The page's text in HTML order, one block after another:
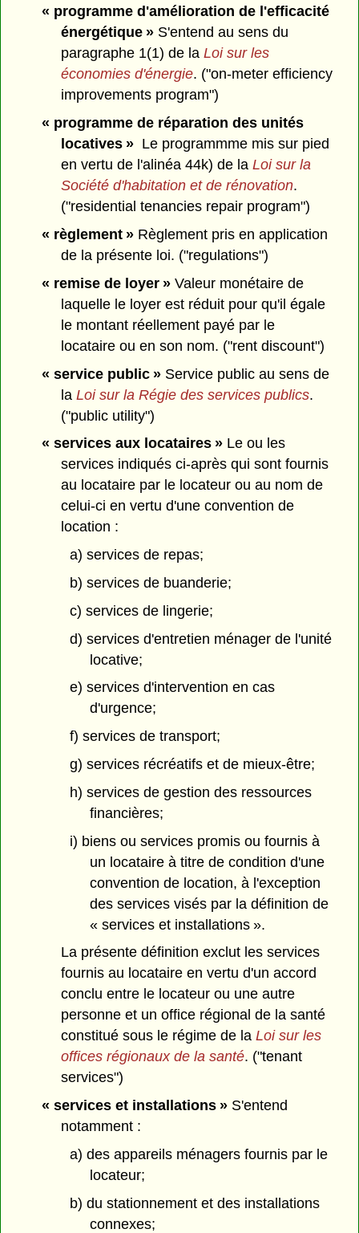
« programme d'amélioration de l'efficacité
énergétique » S'entend au sens du
paragraphe 1(1) de laLoi sur les
économies d'énergie. ("on-meter efficiency
improvements program")
« programme de réparation des unités
locatives » Le programmme mis sur pied
en vertu de l'alinéa 44k) de laLoi sur la
Société d'habitation et de rénovation.
("residential tenancies repair program")
« règlement »Règlement pris en application
de la présente loi. ("regulations")
« remise de loyer »Valeur monétaire de
laquelle le loyer est réduit pour qu'il égale
le montant réellement payé par le
locataire ou en son nom. ("rent discount")
« service public »Service public au sens de
laLoi sur la Régie des services publics.
("public utility")
« services aux locataires »Le ou les
services indiqués ci-après qui sont fournis
au locataire par le locateur ou au nom de
celui-ci en vertu d'une convention de
location :
a) services de repas;
b) services de buanderie;
c) services de lingerie;
d) services d'entretien ménager de l'unité
locative;
e) services d'intervention en cas
d'urgence;
f) services de transport;
g) services récréatifs et de mieux-être;
h) services de gestion des ressources
financières;
i) biens ou services promis ou fournis à
un locataire à titre de condition d'une
convention de location, à l'exception
des services visés par la définition de
« services et installations ».
La présente définition exclut les services
fournis au locataire en vertu d'un accord
conclu entre le locateur ou une autre
personne et un office régional de la santé
constitué sous le régime de laLoi sur les
offices régionaux de la santé. ("tenant
services")
« services et installations »S'entend
notamment :
a) des appareils ménagers fournis par le
locateur;
b) du stationnement et des installations
connexes;